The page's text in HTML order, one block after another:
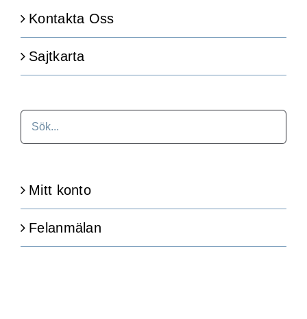
Kontakta Oss
Sajtkarta
Mitt konto
Felanmälan